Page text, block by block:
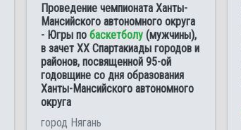
Проведение чемпионата Ханты-
Мансийского автономного округа
- Югры по баскетболу (мужчины),
в зачет ХХ Спартакиады городов и
районов, посвященной 95-ой
годовщине со дня образования
Ханты-Мансийского автономного
округа
город Нягань